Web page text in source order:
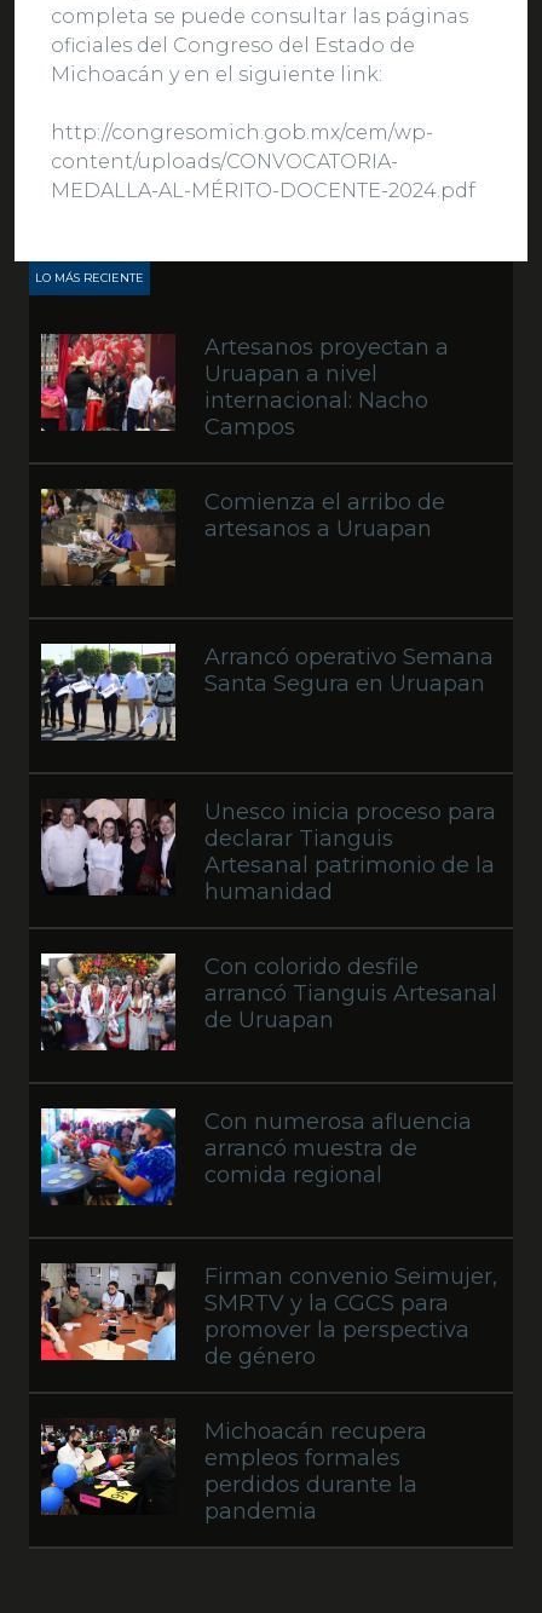
completa se puede consultar las páginas
oficiales del Congreso del Estado de
Michoacán y en el siguiente link:
http://congresomich.gob.mx/cem/wp-
content/uploads/CONVOCATORIA-
MEDALLA-AL-MÉRITO-DOCENTE-2024.pdf
Artesanos proyectan a
Uruapan a nivel
internacional: Nacho
Campos
Comienza el arribo de
artesanos a Uruapan
Arrancó operativo Semana
Santa Segura en Uruapan
Unesco inicia proceso para
declarar Tianguis
Artesanal patrimonio de la
humanidad
Con colorido desfile
arrancó Tianguis Artesanal
de Uruapan
Con numerosa afluencia
arrancó muestra de
comida regional
Firman convenio Seimujer,
SMRTV y la CGCS para
promover la perspectiva
de género
Michoacán recupera
empleos formales
perdidos durante la
pandemia
LO MÁS RECIENTE